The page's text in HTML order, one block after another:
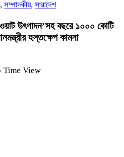
, সম্পাদকীয়, সারাদেশ
উৎপাদন’সহ বছরে ১০০০ কোটি
হস্তক্ষেপ কামনা
Time View